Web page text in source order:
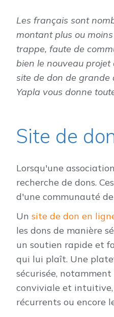
Les français sont
montant plus ou
trappe, faute de
bien le nouveau
site de don de grande
Yapla vous donne
Site de
Lorsqu'une
recherche de dons.
d'une communauté
Un site de don en
les dons de manière
un soutien rapide et
qui lui plaît. Une
sécurisée,
conviviale et intuitive,
récurrents ou encore